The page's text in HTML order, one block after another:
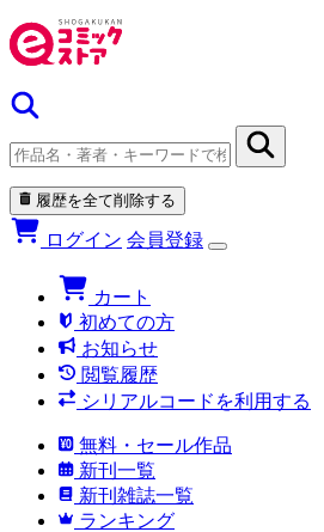
履歴を全て削除する
ログイン 会員登録
カート
初めての方
お知らせ
閲覧履歴
シリアルコードを利用する
無料・セール作品
新刊一覧
新刊雑誌一覧
ランキング